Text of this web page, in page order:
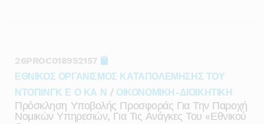
26PROC018952157
ΕΘΝΙΚΟΣ ΟΡΓΑΝΙΣΜΟΣ ΚΑΤΑΠΟΛΕΜΗΣΗΣ ΤΟΥ
ΝΤΟΠΙΝΓΚ Ε Ο ΚΑ Ν / ΟΙΚΟΝΟΜΙΚΗ-ΔΙΟΙΚΗΤΙΚΗ
Πρόσκληση Υποβολής Προσφοράς Για Την Παροχή
Νομικών Υπηρεσιών, Για Τις Ανάγκες Του «εθνικού